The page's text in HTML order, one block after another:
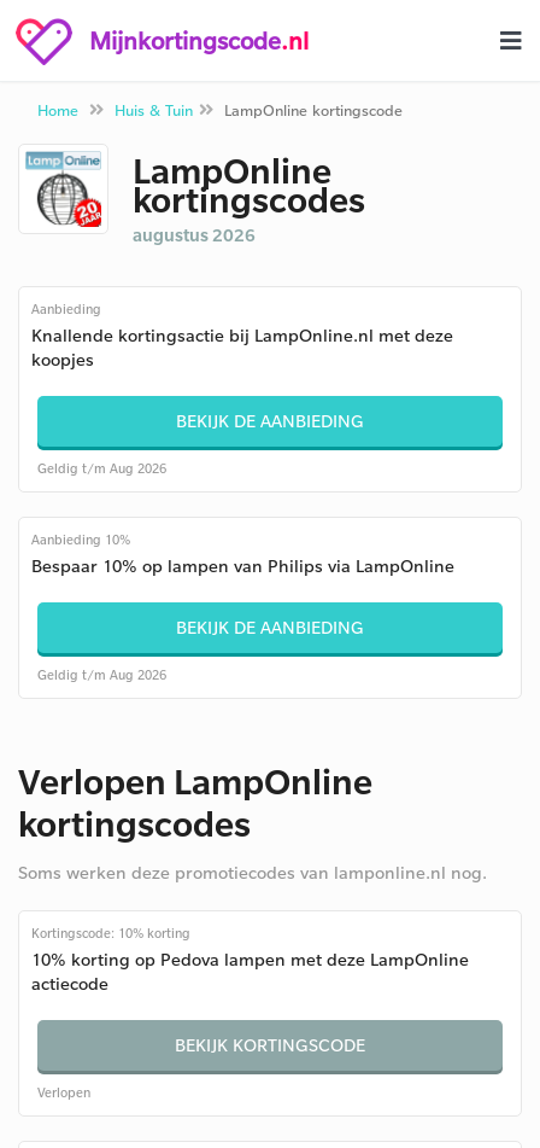
Mijnkortingscode.nl
Home Huis & Tuin LampOnline kortingscode
LampOnline
kortingscodes
augustus 2026
Aanbieding
Knallende kortingsactie bij LampOnline.nl met deze
koopjes
BEKIJK DE AANBIEDING
Geldig t/m Aug 2026
Aanbieding 10%
Bespaar 10% op lampen van Philips via LampOnline
BEKIJK DE AANBIEDING
Geldig t/m Aug 2026
Verlopen LampOnline
kortingscodes
Soms werken deze promotiecodes van lamponline.nl nog.
Kortingscode: 10% korting
10% korting op Pedova lampen met deze LampOnline
actiecode
BEKIJK KORTINGSCODE
Verlopen